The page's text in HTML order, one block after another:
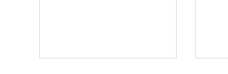
Zespół ludowy "Kruszynianki"